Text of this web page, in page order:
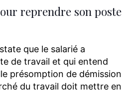
reprendre son poste
que le salarié a
de travail et qui entend
présomption de démission
du travail doit mettre en